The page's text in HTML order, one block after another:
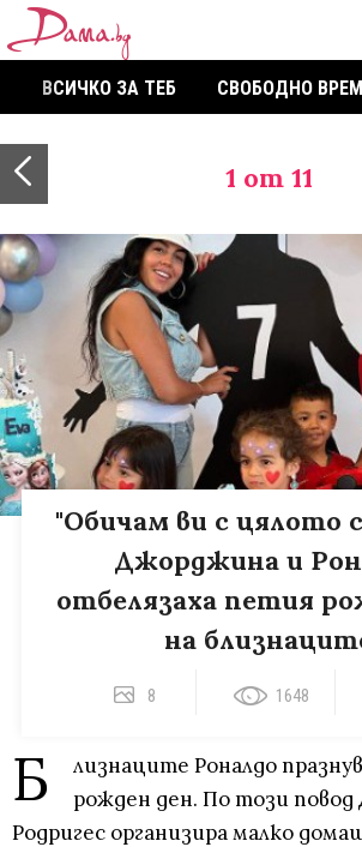
ВСИЧКО ЗА ТЕБ СВОБОДНО
1 от 11
"Обичам ви с цялото
Джорджина и
отбелязаха петия
на
8 1648
Б
лизнаците Роналдо
рожден ден. По този
Родригес организира малко